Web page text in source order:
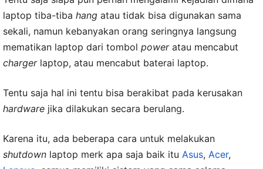
laptop tiba-tiba hang atau tidak bisa digunakan sama
sekali, namun kebanyakan orang seringnya langsung
mematikan laptop dari tombol poweratau mencabut
chargerlaptop, atau mencabut baterai laptop.
Tentu saja hal ini tentu bisa berakibat pada kerusakan
hardware jika dilakukan secara berulang.
Karena itu, ada beberapa cara untuk melakukan
shutdown laptop merk apa saja baik itu Asus, Acer,